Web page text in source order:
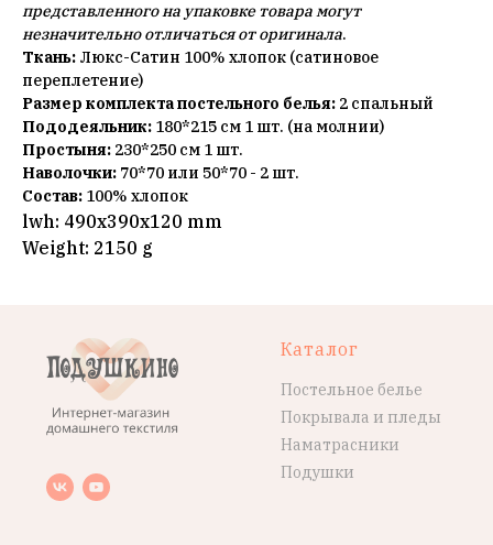
представленного на упаковке товара могут
незначительно отличаться от оригинала.
Ткань: Люкс-Сатин 100% хлопок (сатиновое
переплетение)
Размер комплекта постельного белья: 2 спальный
Пододеяльник: 180*215 см 1 шт. (на молнии)
Простыня: 230*250 см 1 шт.
Наволочки: 70*70 или 50*70 - 2 шт.
Состав: 100% хлопок
lwh: 490x390x120 mm
Weight: 2150 g
Каталог
Постельное белье
Покрывала и пледы
Наматрасники
Подушки